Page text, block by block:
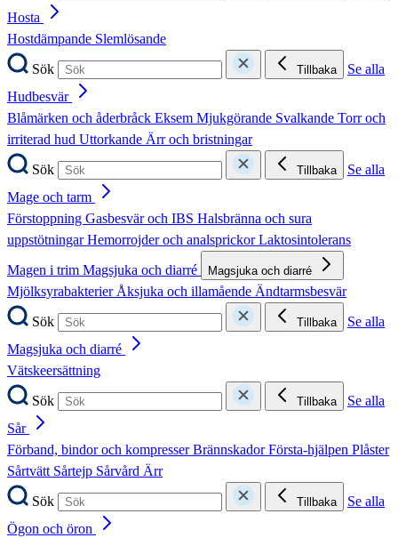
Hosta
Hostdämpande Slemlösande
Sök
Tillbaka
Se alla
Hudbesvär
Blåmärken och åderbråck Eksem Mjukgörande Svalkande Torr och
irriterad hud Uttorkande Ärr och bristningar
Sök
Tillbaka
Se alla
Mage och tarm
Förstoppning Gasbesvär och IBS Halsbränna och sura
uppstötningarHemorrojder och analsprickorLaktosintolerans
Magen i trim Magsjuka och diarré Magsjuka och diarré
MjölksyrabakterierÅksjuka och illamående Ändtarmsbesvär
Sök
Tillbaka
Se alla
Magsjuka och diarré
Vätskeersättning
Sök
Tillbaka
Se alla
Sår
Förband, bindor och kompresserBrännskadorFörsta-hjälpen Plåster
Sårtvätt Sårtejp Sårvård Ärr
Sök
Tillbaka
Se alla
Ögon och öron